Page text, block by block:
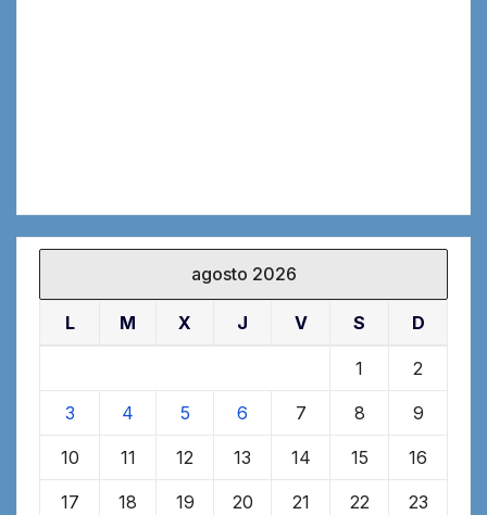
agosto 2026
L M X J V S D
1 2
3 4 5 6 7 8 9
10 11 12 13 14 15 16
17 18 19 20 21 22 23